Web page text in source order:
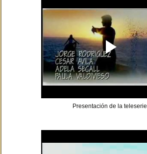
Presentación de la teleserie